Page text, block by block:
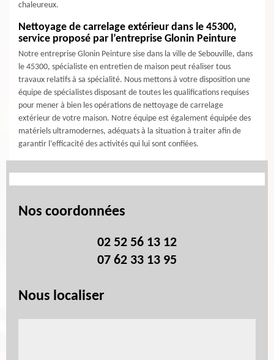
chaleureux.
Nettoyage de carrelage extérieur dans le 45300,
service proposé par l’entreprise Glonin Peinture
Notre entreprise Glonin Peinture sise dans la ville de Sebouville, dans
le 45300, spécialiste en entretien de maison peut réaliser tous
travaux relatifs à sa spécialité. Nous mettons à votre disposition une
équipe de spécialistes disposant de toutes les qualifications requises
pour mener à bien les opérations de nettoyage de carrelage
extérieur de votre maison. Notre équipe est également équipée des
matériels ultramodernes, adéquats à la situation à traiter afin de
garantir l’efficacité des activités qui lui sont confiées.
Nos coordonnées
02 52 56 13 12
07 62 33 13 95
Nous localiser